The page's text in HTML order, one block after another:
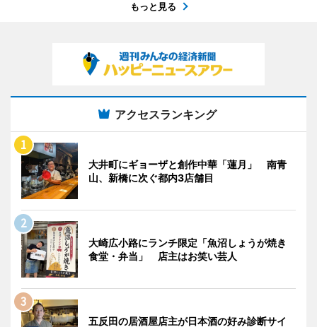
もっと見る
アクセスランキング
大井町にギョーザと創作中華「蓮月」 南青
山、新橋に次ぐ都内3店舗目
大崎広小路にランチ限定「魚沼しょうが焼き
食堂・弁当」 店主はお笑い芸人
五反田の居酒屋店主が日本酒の好み診断サイ